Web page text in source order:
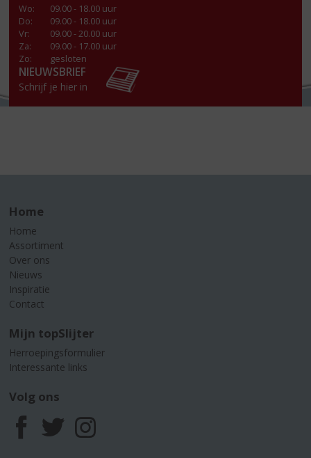
Wo:
09.00 - 18.00 uur
Do:
09.00 - 18.00 uur
Vr:
09.00 - 20.00 uur
Za:
09.00 - 17.00 uur
Zo:
gesloten
NIEUWSBRIEF
Schrijf je hier in
Home
Home
Assortiment
Over ons
Nieuws
Inspiratie
Contact
Mijn topSlijter
Herroepingsformulier
Interessante links
Volg ons
F
T
I